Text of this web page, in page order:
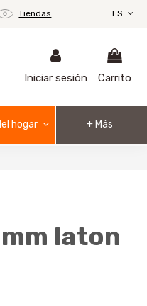
Tiendas ES
Iniciar sesión Carrito
hogar + Más
laton